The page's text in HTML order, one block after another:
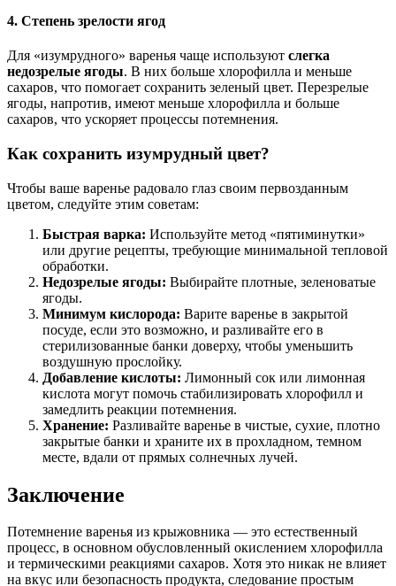
4. Степень зрелости ягод
Для «изумрудного» варенья чаще используют слегка
недозрелые ягоды. В них больше хлорофилла и меньше
сахаров, что помогает сохранить зеленый цвет. Перезрелые
ягоды, напротив, имеют меньше хлорофилла и больше
сахаров, что ускоряет процессы потемнения.
Как сохранить изумрудный цвет?
Чтобы ваше варенье радовало глаз своим первозданным
цветом, следуйте этим советам:
Быстрая варка: Используйте метод «пятиминутки»
или другие рецепты, требующие минимальной тепловой
обработки.
Недозрелые ягоды: Выбирайте плотные, зеленоватые
ягоды.
Минимум кислорода: Варите варенье в закрытой
посуде, если это возможно, и разливайте его в
стерилизованные банки доверху, чтобы уменьшить
воздушную прослойку.
Добавление кислоты: Лимонный сок или лимонная
кислота могут помочь стабилизировать хлорофилл и
замедлить реакции потемнения.
Хранение: Разливайте варенье в чистые, сухие, плотно
закрытые банки и храните их в прохладном, темном
месте, вдали от прямых солнечных лучей.
Заключение
Потемнение варенья из крыжовника — это естественный
процесс, в основном обусловленный окислением хлорофилла
и термическими реакциями сахаров. Хотя это никак не влияет
на вкус или безопасность продукта, следование простым